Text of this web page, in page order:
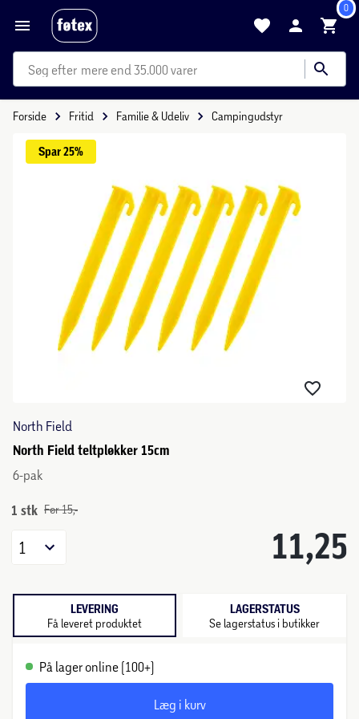
0
mere end 35.000 varer
Forside Fritid Familie & Udeliv Campingudstyr
Spar 25%
North Field
North Field teltpløkker 15cm
6-pak
1 stk Før 15,-
11,25
1
LEVERING
Få leveret produktet
LAGERSTATUS
Se lagerstatus i butikker
På lager online (100+)
Læg i kurv